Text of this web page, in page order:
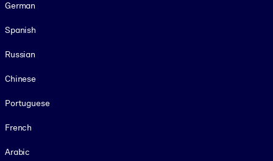
German
Spanish
Russian
Chinese
Portuguese
French
Arabic